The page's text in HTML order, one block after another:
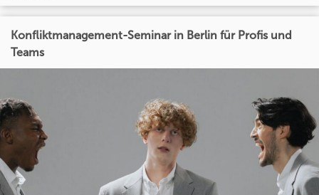
Konfliktmanagement-Seminar in Berlin für Profis und
Teams